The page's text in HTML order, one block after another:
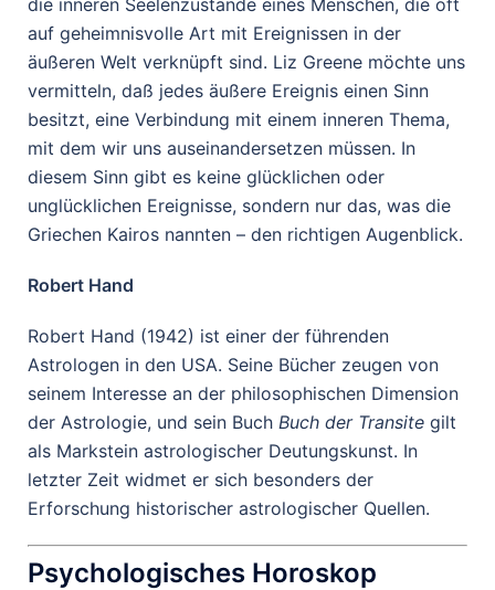
auf geheimnisvolle Art mit Ereignissen in der
äußeren Welt verknüpft sind. Liz Greene möchte uns
vermitteln, daß jedes äußere Ereignis einen Sinn
besitzt, eine Verbindung mit einem inneren Thema,
mit dem wir uns auseinandersetzen müssen. In
diesem Sinn gibt es keine glücklichen oder
unglücklichen Ereignisse, sondern nur das, was die
Griechen Kairos nannten – den richtigen Augenblick.
Robert Hand
Robert Hand (1942) ist einer der führenden
Astrologen in den USA. Seine Bücher zeugen von
seinem Interesse an der philosophischen Dimension
der Astrologie, und sein Buch Buch der Transite gilt
als Markstein astrologischer Deutungskunst. In
letzter Zeit widmet er sich besonders der
Erforschung historischer astrologischer Quellen.
Psychologisches Horoskop